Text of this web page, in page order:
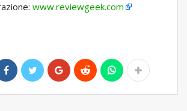
www.reviewgeek.com